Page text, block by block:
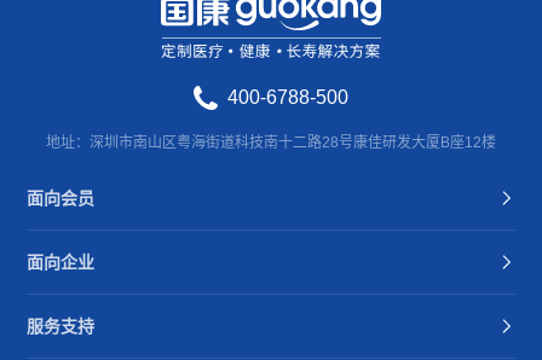
400-6788-500
地址：深圳市南山区粤海街道科技南十二路28号康佳研发大厦B座12楼
面向会员
面向企业
服务支持